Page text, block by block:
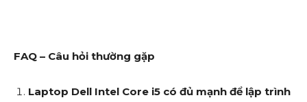
FAQ – Câu hỏi thường gặp
Laptop Dell Intel Core i5 có đủ mạnh để lập trình